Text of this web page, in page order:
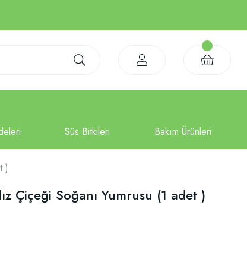
)
Çiçeği Soğanı Yumrusu (1 adet )